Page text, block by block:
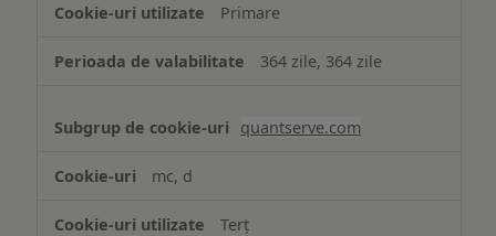
Primare
364 zile, 364 zile
quantserve.com
mc, d
Terț